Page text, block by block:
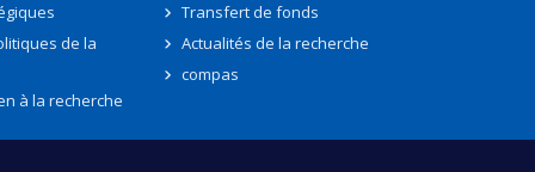
de la
à la recherche
Transfert de fonds
Actualités de la recherche
compas